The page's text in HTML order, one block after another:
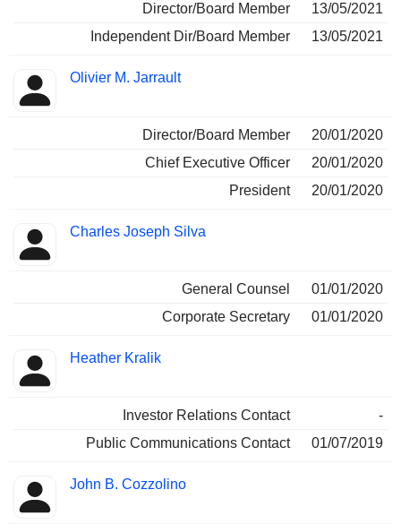
Director/Board Member
13/05/2021
Independent Dir/Board Member
13/05/2021
Olivier M. Jarrault
Director/Board Member
20/01/2020
Chief Executive Officer
20/01/2020
President
20/01/2020
Charles Joseph Silva
General Counsel
01/01/2020
Corporate Secretary
01/01/2020
Heather Kralik
Investor Relations Contact
-
Public Communications Contact
01/07/2019
John B. Cozzolino